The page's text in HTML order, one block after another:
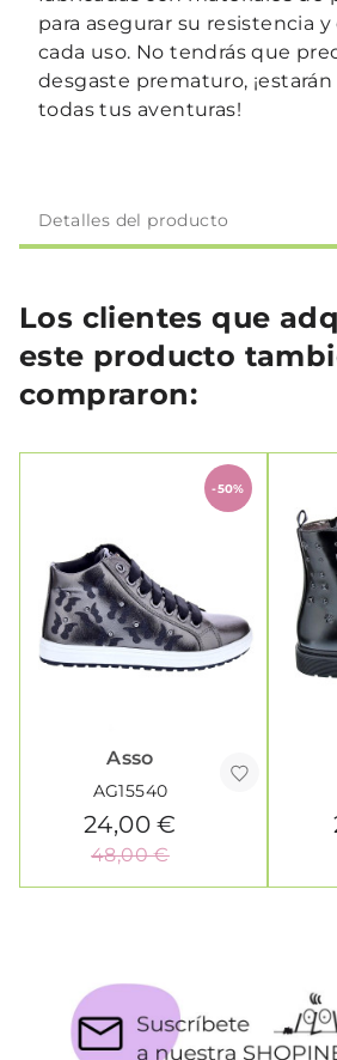
para asegurar su resistencia
cada uso. No tendrás que
desgaste prematuro,
todas tus aventuras!
Detalles del producto
Los clientes que
este producto
compraron:
-50%
Asso
AG15540
24,00 €
48,00 €